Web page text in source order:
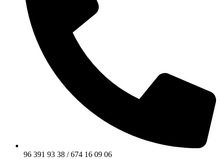
96 391 93 38 / 674 16 09 06